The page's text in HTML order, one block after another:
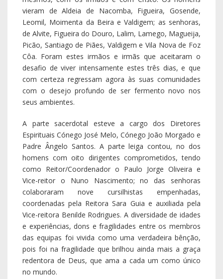
homens com oito dirigentes comprometidos, tendo
como Reitor/Coordenador o Paulo Jorge Oliveira e
Vice-reitor o Nuno Nascimento; no das senhoras
colaboraram nove cursilhistas empenhadas,
coordenadas pela Reitora Sara Guia e auxiliada pela
Vice-reitora Benilde Rodrigues. A diversidade de idades
e experiências, dons e fragilidades entre os membros
das equipas foi vivida como uma verdadeira bênção,
pois foi na fragilidade que brilhou ainda mais a graça
no mundo.
A Clausura de encerramento decorreu pelas 17h do
terceiro dia, no auditório do Seminário, presidida pelo
senhor Pró-Vigário Geral, Cónego João Carlos
Morgado, em representação do nosso Bispo
Diocesano, senhor D. António Couto. No final,
entregou a cada novo(a) cursilhista o Crucifixo e a
Folha de Serviço, símbolos do compromisso renovado
com Cristo no início do Quarto Dia, com a conhecida
proposta “CRISTO CONTA CONTIGO”. Foi um
momento carregado de emoção, marcado pelos
testemunhos sentidos dos novos cursilhistas, que
partilharam com a assembleia a alegria do encontro